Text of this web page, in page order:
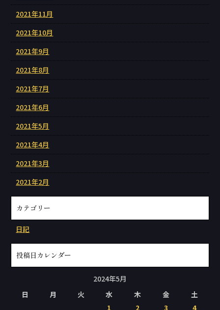
2021年11月
2021年10月
2021年9月
2021年8月
2021年7月
2021年6月
2021年5月
2021年4月
2021年3月
2021年2月
カテゴリー
日記
投稿日カレンダー
2024年5月
日
月 火 水 木 金
土
1
2 3 4